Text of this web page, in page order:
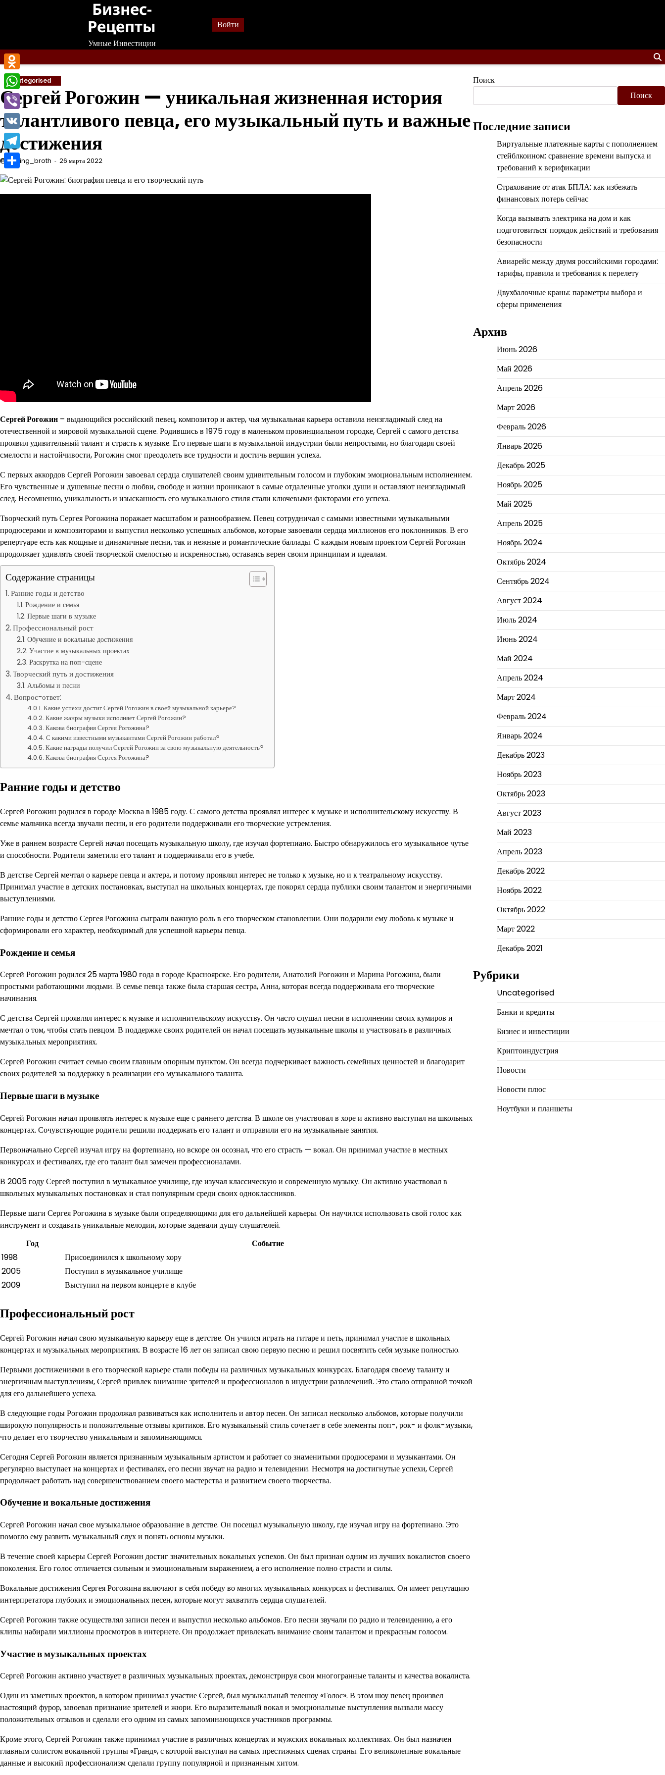
Бизнес-
Рецепты
Умные Инвестиции
Войти
Uncategorised
Сергей Рогожин — уникальная жизненная история
талантливого певца, его музыкальный путь и важные
достижения
mining_broth 26 марта 2022
Сергей Рогожин – выдающийся российский певец, композитор и актер, чья музыкальная карьера оставила неизгладимый след на
отечественной и мировой музыкальной сцене. Родившись в 1975 году в маленьком провинциальном городке, Сергей с самого детства
проявил удивительный талант и страсть к музыке. Его первые шаги в музыкальной индустрии были непростыми, но благодаря своей
смелости и настойчивости, Рогожин смог преодолеть все трудности и достичь вершин успеха.
С первых аккордов Сергей Рогожин завоевал сердца слушателей своим удивительным голосом и глубоким эмоциональным исполнением.
Его чувственные и душевные песни о любви, свободе и жизни проникают в самые отдаленные уголки души и оставляют неизгладимый
след. Несомненно, уникальность и изысканность его музыкального стиля стали ключевыми факторами его успеха.
Творческий путь Сергея Рогожина поражает масштабом и разнообразием. Певец сотрудничал с самыми известными музыкальными
продюсерами и композиторами и выпустил несколько успешных альбомов, которые завоевали сердца миллионов его поклонников. В его
репертуаре есть как мощные и динамичные песни, так и нежные и романтические баллады. С каждым новым проектом Сергей Рогожин
продолжает удивлять своей творческой смелостью и искренностью, оставаясь верен своим принципам и идеалам.
Содержание страницы
Ранние годы и детство
Рождение и семья
Первые шаги в музыке
Профессиональный рост
Обучение и вокальные достижения
Участие в музыкальных проектах
Раскрутка на поп-сцене
Творческий путь и достижения
Альбомы и песни
Вопрос-ответ:
Какие успехи достиг Сергей Рогожин в своей музыкальной карьере?
Какие жанры музыки исполняет Сергей Рогожин?
Какова биография Сергея Рогожина?
С какими известными музыкантами Сергей Рогожин работал?
Какие награды получил Сергей Рогожин за свою музыкальную деятельность?
Какова биография Сергея Рогожина?
Ранние годы и детство
Сергей Рогожин родился в городе Москва в 1985 году. С самого детства проявлял интерес к музыке и исполнительскому искусству. В
семье мальчика всегда звучали песни, и его родители поддерживали его творческие устремления.
Уже в раннем возрасте Сергей начал посещать музыкальную школу, где изучал фортепиано. Быстро обнаружилось его музыкальное чутье
и способности. Родители заметили его талант и поддерживали его в учебе.
В детстве Сергей мечтал о карьере певца и актера, и потому проявлял интерес не только к музыке, но и к театральному искусству.
Принимал участие в детских постановках, выступал на школьных концертах, где покорял сердца публики своим талантом и энергичными
выступлениями.
Ранние годы и детство Сергея Рогожина сыграли важную роль в его творческом становлении. Они подарили ему любовь к музыке и
сформировали его характер, необходимый для успешной карьеры певца.
Рождение и семья
Сергей Рогожин родился 25 марта 1980 года в городе Красноярске. Его родители, Анатолий Рогожин и Марина Рогожина, были
простыми работающими людьми. В семье певца также была старшая сестра, Анна, которая всегда поддерживала его творческие
начинания.
С детства Сергей проявлял интерес к музыке и исполнительскому искусству. Он часто слушал песни в исполнении своих кумиров и
мечтал о том, чтобы стать певцом. В поддержке своих родителей он начал посещать музыкальные школы и участвовать в различных
музыкальных мероприятиях.
Сергей Рогожин считает семью своим главным опорным пунктом. Он всегда подчеркивает важность семейных ценностей и благодарит
своих родителей за поддержку в реализации его музыкального таланта.
Первые шаги в музыке
Сергей Рогожин начал проявлять интерес к музыке еще с раннего детства. В школе он участвовал в хоре и активно выступал на школьных
концертах. Сочувствующие родители решили поддержать его талант и отправили его на музыкальные занятия.
Первоначально Сергей изучал игру на фортепиано, но вскоре он осознал, что его страсть — вокал. Он принимал участие в местных
конкурсах и фестивалях, где его талант был замечен профессионалами.
В 2005 году Сергей поступил в музыкальное училище, где изучал классическую и современную музыку. Он активно участвовал в
школьных музыкальных постановках и стал популярным среди своих одноклассников.
Первые шаги Сергея Рогожина в музыке были определяющими для его дальнейшей карьеры. Он научился использовать свой голос как
инструмент и создавать уникальные мелодии, которые задевали душу слушателей.
Год
Событие
1998
Присоединился к школьному хору
2005
Поступил в музыкальное училище
2009
Выступил на первом концерте в клубе
Профессиональный рост
Сергей Рогожин начал свою музыкальную карьеру еще в детстве. Он учился играть на гитаре и петь, принимал участие в школьных
концертах и музыкальных мероприятиях. В возрасте 16 лет он записал свою первую песню и решил посвятить себя музыке полностью.
Первыми достижениями в его творческой карьере стали победы на различных музыкальных конкурсах. Благодаря своему таланту и
энергичным выступлениям, Сергей привлек внимание зрителей и профессионалов в индустрии развлечений. Это стало отправной точкой
для его дальнейшего успеха.
В следующие годы Рогожин продолжал развиваться как исполнитель и автор песен. Он записал несколько альбомов, которые получили
широкую популярность и положительные отзывы критиков. Его музыкальный стиль сочетает в себе элементы поп-, рок- и фолк-музыки,
что делает его творчество уникальным и запоминающимся.
Сегодня Сергей Рогожин является признанным музыкальным артистом и работает со знаменитыми продюсерами и музыкантами. Он
регулярно выступает на концертах и фестивалях, его песни звучат на радио и телевидении. Несмотря на достигнутые успехи, Сергей
продолжает работать над совершенствованием своего мастерства и развитием своего творчества.
Обучение и вокальные достижения
Сергей Рогожин начал свое музыкальное образование в детстве. Он посещал музыкальную школу, где изучал игру на фортепиано. Это
помогло ему развить музыкальный слух и понять основы музыки.
В течение своей карьеры Сергей Рогожин достиг значительных вокальных успехов. Он был признан одним из лучших вокалистов своего
поколения. Его голос отличается сильным и эмоциональным выражением, а его исполнение полно страсти и силы.
Вокальные достижения Сергея Рогожина включают в себя победу во многих музыкальных конкурсах и фестивалях. Он имеет репутацию
интерпретатора глубоких и эмоциональных песен, которые могут захватить сердца слушателей.
Сергей Рогожин также осуществлял записи песен и выпустил несколько альбомов. Его песни звучали по радио и телевидению, а его
клипы набирали миллионы просмотров в интернете. Он продолжает привлекать внимание своим талантом и прекрасным голосом.
Участие в музыкальных проектах
Сергей Рогожин активно участвует в различных музыкальных проектах, демонстрируя свои многогранные таланты и качества вокалиста.
Один из заметных проектов, в котором принимал участие Сергей, был музыкальный телешоу «Голос». В этом шоу певец произвел
настоящий фурор, завоевав признание зрителей и жюри. Его выразительный вокал и эмоциональные выступления вызвали массу
положительных отзывов и сделали его одним из самых запоминающихся участников программы.
Кроме этого, Сергей Рогожин также принимал участие в различных концертах и мужских вокальных коллективах. Он был назначен
главным солистом вокальной группы «Гранд», с которой выступал на самых престижных сценах страны. Его великолепные вокальные
данные и высокий профессионализм сделали группу популярной и признанным хитом.
Поиск
Поиск
Последние записи
Виртуальные платежные карты с пополнением
стейблкоином: сравнение времени выпуска и
требований к верификации
Страхование от атак БПЛА: как избежать
финансовых потерь сейчас
Когда вызывать электрика на дом и как
подготовиться: порядок действий и требования
безопасности
Авиарейс между двумя российскими городами:
тарифы, правила и требования к перелету
Двухбалочные краны: параметры выбора и
сферы применения
Архив
Июнь 2026
Май 2026
Апрель 2026
Март 2026
Февраль 2026
Январь 2026
Декабрь 2025
Ноябрь 2025
Май 2025
Апрель 2025
Ноябрь 2024
Октябрь 2024
Сентябрь 2024
Август 2024
Июль 2024
Июнь 2024
Май 2024
Апрель 2024
Март 2024
Февраль 2024
Январь 2024
Декабрь 2023
Ноябрь 2023
Октябрь 2023
Август 2023
Май 2023
Апрель 2023
Декабрь 2022
Ноябрь 2022
Октябрь 2022
Март 2022
Декабрь 2021
Рубрики
Uncategorised
Банки и кредиты
Бизнес и инвестиции
Криптоиндустрия
Новости
Новости плюс
Ноутбуки и планшеты
Odnoklassniki
WhatsApp
Viber
VK
Telegram
Отправить